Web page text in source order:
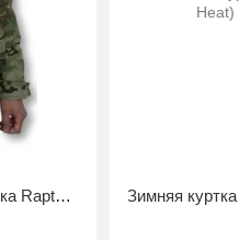
Зимняя ветровлагозащитная куртка Raptor Tac «Альфа Лайт» Мультикам 48/4